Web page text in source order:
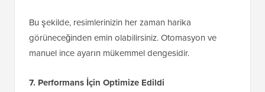
Bu şekilde, resimlerinizin her zaman harika
görüneceğinden emin olabilirsiniz. Otomasyon ve
manuel ince ayarın mükemmel dengesidir.
7. Performans İçin Optimize Edildi